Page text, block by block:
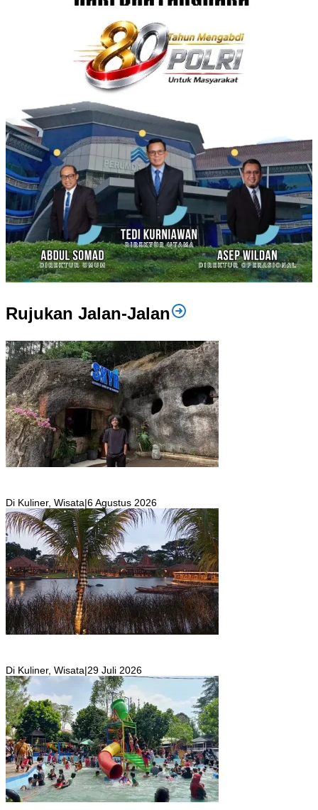
Rujukan Jalan-Jalan
Di Kuliner, Wisata|6 Agustus 2026
Di Kuliner, Wisata|29 Juli 2026